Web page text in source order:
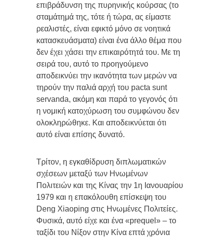
επιβράδυνση της πυρηνικής κούρσας (το
σταμάτημά της, τότε ή τώρα, ας είμαστε
ρεαλιστές, είναι εφικτό μόνο σε νοητικά
κατασκευάσματα) είναι ένα άλλο θέμα που
δεν έχει χάσει την επικαιρότητά του. Με τη
σειρά του, αυτό το προηγούμενο
αποδεικνύει την ικανότητα των μερών να
τηρούν την παλιά αρχή του pacta sunt
servanda, ακόμη και παρά το γεγονός ότι
η νομική κατοχύρωση του συμφώνου δεν
ολοκληρώθηκε. Και αποδεικνύεται ότι
αυτό είναι επίσης δυνατό.
Τρίτον, η εγκαθίδρυση διπλωματικών
σχέσεων μεταξύ των Ηνωμένων
Πολιτειών και της Κίνας την 1η Ιανουαρίου
1979 και η επακόλουθη επίσκεψη του
Deng Xiaoping στις Ηνωμένες Πολιτείες.
Φυσικά, αυτό είχε και ένα «prequel» – το
ταξίδι του Νίξον στην Κίνα επτά χρόνια